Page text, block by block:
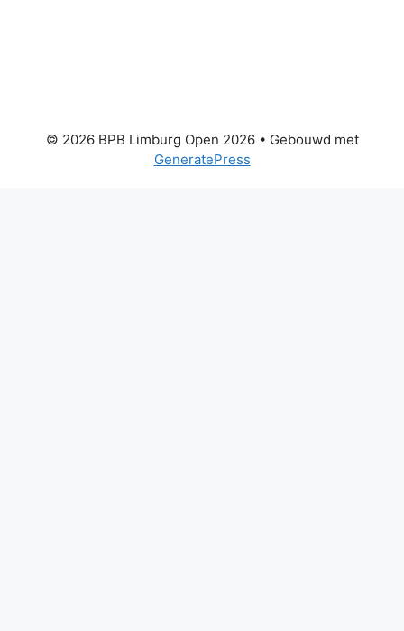
© 2026 BPB Limburg Open 2026• Gebouwd met
GeneratePress